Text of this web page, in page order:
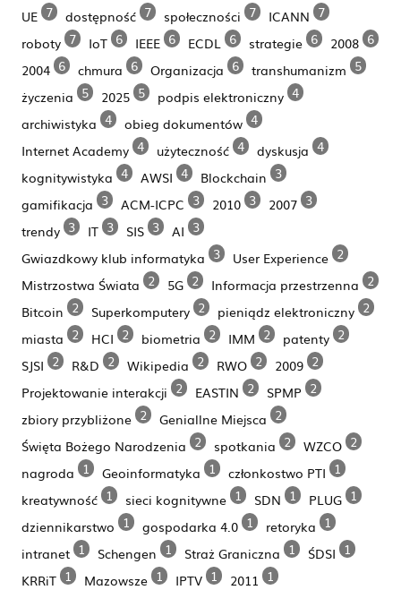
UE 7 dostępność 7 społeczności 7 ICANN 7
roboty 7 IoT 6 IEEE 6 ECDL 6 strategie 6 2008 6
2004 6 chmura 6 Organizacja 6 transhumanizm 5
życzenia 5 2025 5 podpis elektroniczny 4
archiwistyka 4 obieg dokumentów 4
Internet Academy 4 użyteczność 4 dyskusja 4
kognitywistyka 4 AWSI 4 Blockchain 3
gamifikacja 3 ACM-ICPC 3 2010 3 2007 3
trendy 3 IT 3 SIS 3 AI 3
Gwiazdkowy klub informatyka 3 User Experience 2
Mistrzostwa Świata 2 5G 2 Informacja przestrzenna 2
Bitcoin 2 Superkomputery 2 pieniądz elektroniczny 2
miasta 2 HCI 2 biometria 2 IMM 2 patenty 2
SJSI 2 R&D 2 Wikipedia 2 RWO 2 2009 2
Projektowanie interakcji 2 EASTIN 2 SPMP 2
zbiory przybliżone 2 Geniallne Miejsca 2
Święta Bożego Narodzenia 2 spotkania 2 WZCO 2
nagroda 1 Geoinformatyka 1 członkostwo PTI 1
kreatywność 1 sieci kognitywne 1 SDN 1 PLUG 1
dziennikarstwo 1 gospodarka 4.0 1 retoryka 1
intranet 1 Schengen 1 Straż Graniczna 1 ŚDSI 1
KRRiT 1 Mazowsze 1 IPTV 1 2011
1